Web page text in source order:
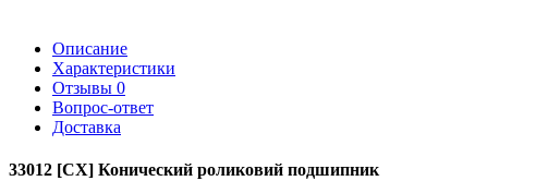
Описание
Характеристики
Отзывы 0
Вопрос-ответ
Доставка
33012 [CX] Конический роликовий подшипник